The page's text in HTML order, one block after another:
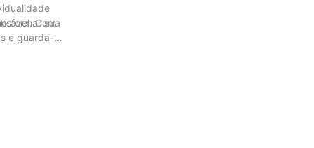
sua
Com
e guarda-
impressão
da sua